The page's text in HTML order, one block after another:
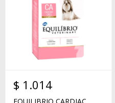
$ 1.014